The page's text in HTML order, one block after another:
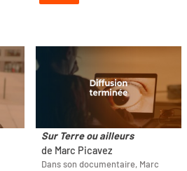
Sur Terre ou ailleurs
de Marc Picavez
Dans son documentaire, Marc